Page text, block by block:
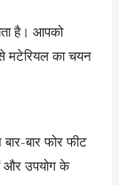
है। आपको
मटेरियल का चयन
बार फोर फीट
और उपयोग के